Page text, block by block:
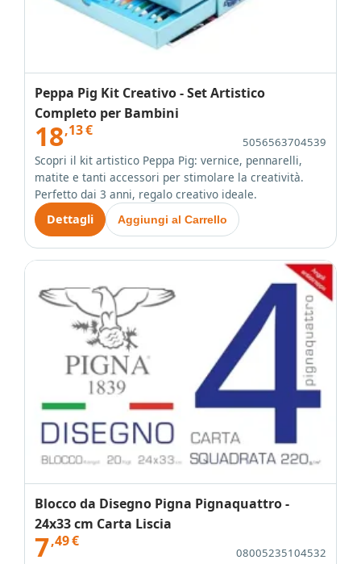
Peppa Pig Kit Creativo - Set Artistico
Completo per Bambini
18,13€
5056563704539
Scopri il kit artistico Peppa Pig: vernice, pennarelli,
matite e tanti accessori per stimolare la creatività.
Perfetto dai 3 anni, regalo creativo ideale.
Dettagli
Aggiungi al Carrello
Blocco da Disegno Pigna Pignaquattro -
24x33 cm Carta Liscia
7,49€
08005235104532